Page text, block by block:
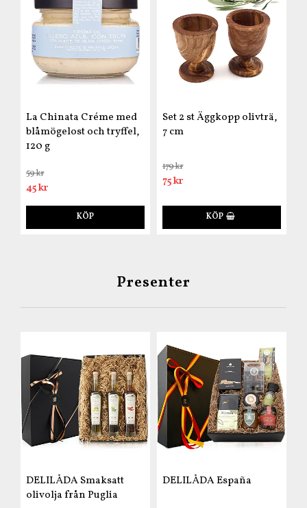
La Chinata Créme med
blåmögelost och tryffel,
120 g
59 kr
45 kr
KÖP
Set 2 st Äggkopp olivträ,
7 cm
179 kr
75 kr
KÖP
Presenter
DELILÅDA Smaksatt
olivolja från Puglia
DELILÅDA España